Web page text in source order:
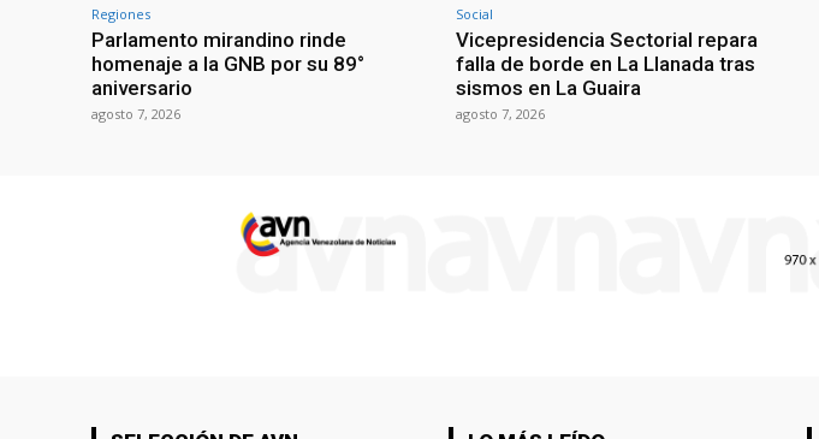
Regiones
Parlamento mirandino rinde
homenaje a la GNB por su 89°
aniversario
agosto 7, 2026
Social
Vicepresidencia Sectorial repara
falla de borde en La Llanada tras
sismos en La Guaira
agosto 7, 2026